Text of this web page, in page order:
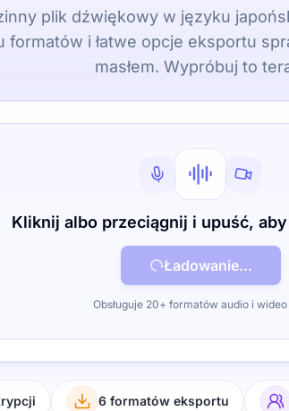
plik dźwiękowy w języku
formatów i łatwe opcje eksportu
masłem. Wypróbuj to
Kliknij albo przeciągnij i upuść, aby
Ładowanie...
Obsługuje 20+ formatów audio i wideo
6 formatów eksportu